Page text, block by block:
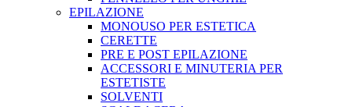
EPILAZIONE
MONOUSO PER ESTETICA
CERETTE
PRE E POST EPILAZIONE
ACCESSORI E MINUTERIA PER
ESTETISTE
SOLVENTI